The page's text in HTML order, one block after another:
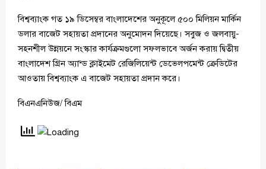
বিশ্বব্যাংক গত ১৯ ডিসেম্বর বাংলাদেশের অনুকূলে ৫০০ মিলিয়ন মার্কিন
ডলার বাজেট সহায়তা প্রদানের অনুমোদন দিয়েছে। সবুজ ও জলবায়ু-
সহনশীল উন্নয়নে সংস্কার কার্যক্রমগুলো সফলভাবে অর্জন করায় দ্বিতীয়
বাংলাদেশ গ্রিন অ্যান্ড ক্লাইমেট রেজিলিয়েন্ট ডেভেলপমেন্ট ক্রেডিটের
আওতায় বিশ্বব্যাংক এ বাজেট সহায়তা প্রদান করে।
বিএনএনিউজ/ বিএম